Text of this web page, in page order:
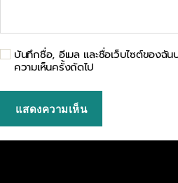
บันทึกชื่อ, อีเมล และชื่อเว็บไซต์ของฉัน
ความเห็นครั้งถัดไป